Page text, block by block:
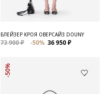
БЛЕЙЗЕР КРОЯ ОВЕРСАЙЗ DOUNY
73 900 ₽ -50% 36 950 ₽
-50%